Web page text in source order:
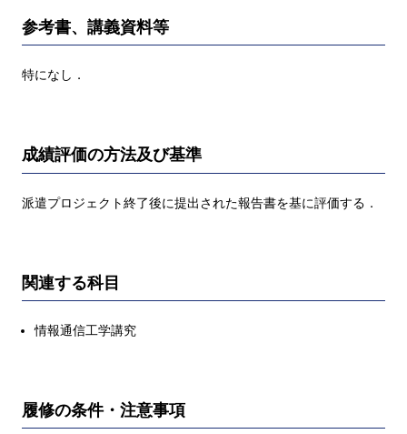
参考書、講義資料等
特になし．
成績評価の方法及び基準
派遣プロジェクト終了後に提出された報告書を基に評価する．
関連する科目
情報通信工学講究
履修の条件・注意事項